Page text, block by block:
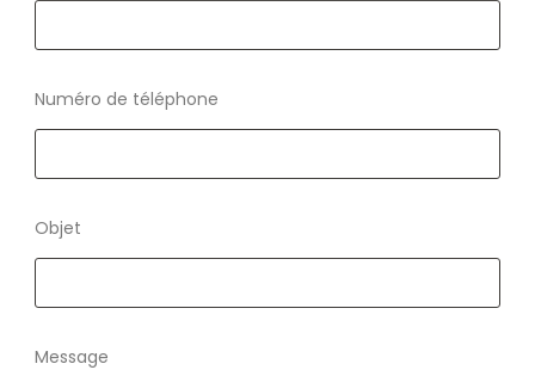
Numéro de téléphone
Objet
Message